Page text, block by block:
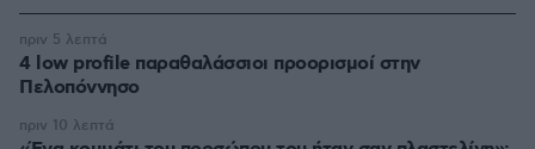
4 low profile παραθαλάσσιοι προορισμοί στην
Πελοπόννησο
πριν 5 λεπτά
πριν 10 λεπτά